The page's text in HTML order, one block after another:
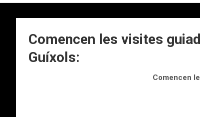
Comencen les visites
Guíxols:
Comencen